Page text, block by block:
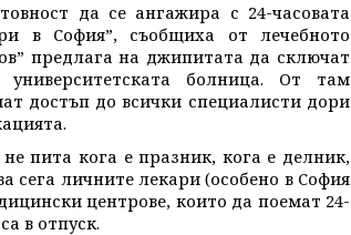
да се ангажира с 24-часовата
в София”, съобщиха от лечебното
предлага на джипитата да сключат
болница. От там
достъп до всички специалисти дори
пита кога е празник, кога е делник,
сега личните лекари (особено в София
центрове, които да поемат 24-
в отпуск.